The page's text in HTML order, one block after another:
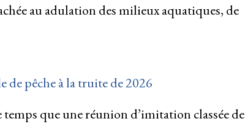
au adulation des milieux aquatiques, de
pêche à la truite de 2026
que une réunion d’imitation classée de